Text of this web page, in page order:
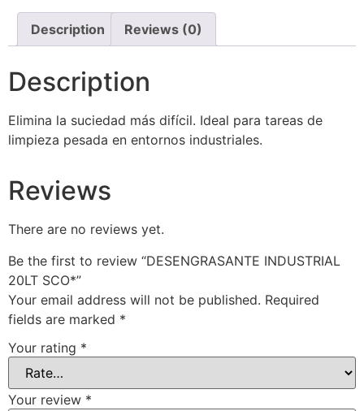
Description Reviews (0)
Description
Elimina la suciedad más difícil. Ideal para tareas de
limpieza pesada en entornos industriales.
Reviews
There are no reviews yet.
Be the first to review “DESENGRASANTE INDUSTRIAL
20LT SCO*”
Your email address will not be published. Required
fields are marked *
Your rating *
Your review *